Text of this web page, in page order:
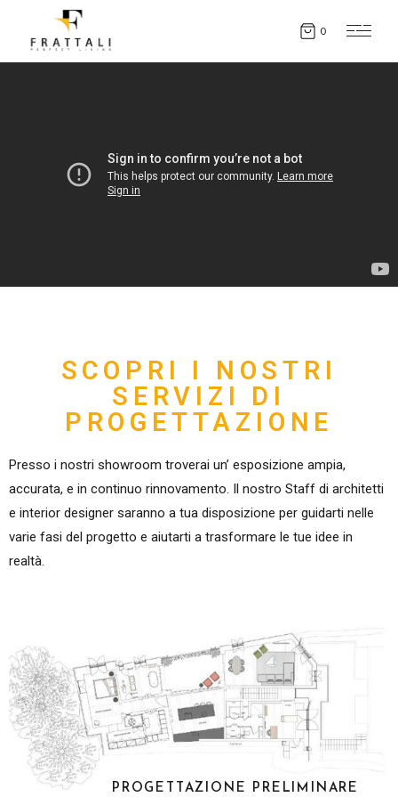
0
SCOPRI I NOSTRI
SERVIZI DI
PROGETTAZIONE
Presso i nostri showroom troverai un’ esposizione ampia,
accurata, e in continuo rinnovamento. Il nostro Staff di architetti
e interior designer saranno a tua disposizione per guidarti nelle
varie fasi del progetto e aiutarti a trasformare le tue idee in
realtà.
PROGETTAZIONE PRELIMINARE